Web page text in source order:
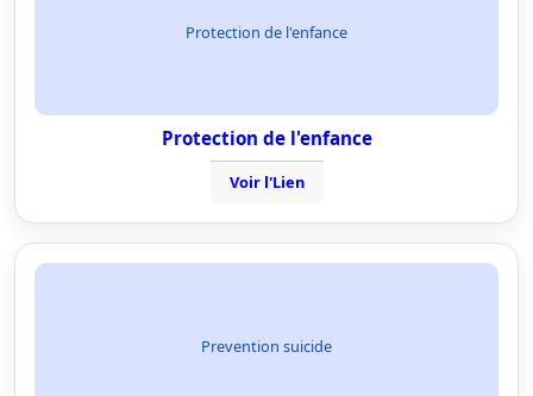
Protection de l'enfance
Protection de l'enfance
Voir l'Lien
Prevention suicide